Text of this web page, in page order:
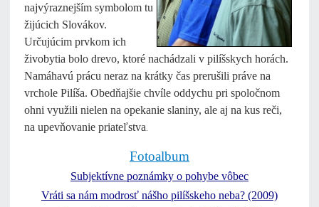
najvýraznejším symbolom tu
žijúcich Slovákov.
Určujúcim prvkom ich
živobytia bolo drevo, ktoré nachádzali v pilíšskych horách.
Namáhavú prácu neraz na krátky čas prerušili práve na
vrchole Pilíša. Obedňajšie chvíle oddychu pri spoločnom
ohni využili nielen na opekanie slaniny, ale aj na kus reči,
na upevňovanie priateľstva.
Fotoalbum
Subjektívne poznámky o pohybe vôbec
Vráti sa nám modrosť nášho pilíšskeho neba? (2009)